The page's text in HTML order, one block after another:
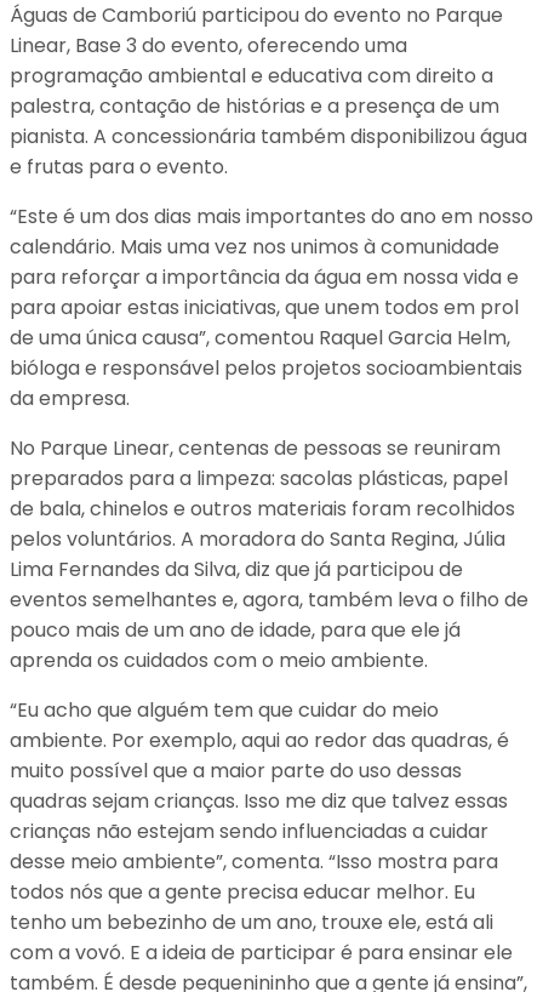
Águas de Camboriú participou do evento no Parque
Linear, Base 3 do evento, oferecendo uma
programação ambiental e educativa com direito a
palestra, contação de histórias e a presença de um
pianista. A concessionária também disponibilizou água
e frutas para o evento.
“Este é um dos dias mais importantes do ano em nosso
calendário. Mais uma vez nos unimos à comunidade
para reforçar a importância da água em nossa vida e
para apoiar estas iniciativas, que unem todos em prol
de uma única causa”, comentou Raquel Garcia Helm,
bióloga e responsável pelos projetos socioambientais
da empresa.
No Parque Linear, centenas de pessoas se reuniram
preparados para a limpeza: sacolas plásticas, papel
de bala, chinelos e outros materiais foram recolhidos
pelos voluntários. A moradora do Santa Regina, Júlia
Lima Fernandes da Silva, diz que já participou de
eventos semelhantes e, agora, também leva o filho de
pouco mais de um ano de idade, para que ele já
aprenda os cuidados com o meio ambiente.
“Eu acho que alguém tem que cuidar do meio
ambiente. Por exemplo, aqui ao redor das quadras, é
muito possível que a maior parte do uso dessas
quadras sejam crianças. Isso me diz que talvez essas
crianças não estejam sendo influenciadas a cuidar
desse meio ambiente”, comenta. “Isso mostra para
todos nós que a gente precisa educar melhor. Eu
tenho um bebezinho de um ano, trouxe ele, está ali
com a vovó. E a ideia de participar é para ensinar ele
também. É desde pequenininho que a gente já ensina”,